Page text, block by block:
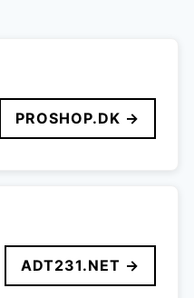
PROSHOP.DK →
ADT231.NET →